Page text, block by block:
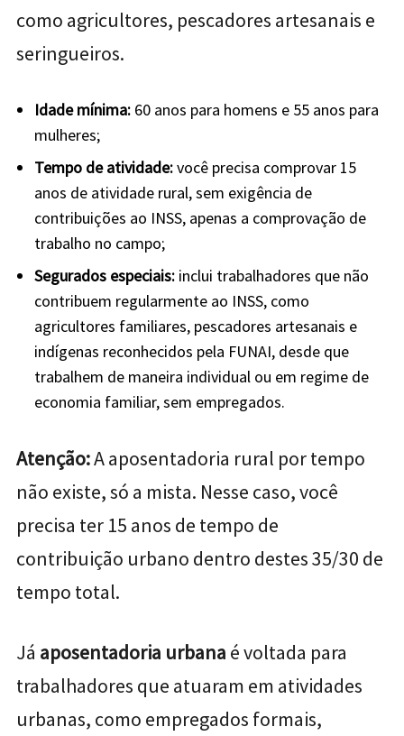
como agricultores, pescadores artesanais e
seringueiros.
Idade mínima: 60 anos para homens e 55 anos para
mulheres;
Tempo de atividade:você precisa comprovar 15
anos de atividade rural, sem exigência de
contribuições ao INSS, apenas a comprovação de
trabalho no campo;
Segurados especiais: inclui trabalhadores que não
contribuem regularmente ao INSS, como
agricultores familiares, pescadores artesanais e
indígenas reconhecidos pela FUNAI, desde que
trabalhem de maneira individual ou em regime de
economia familiar, sem empregados.
Atenção:A aposentadoria rural por tempo
não existe, só a mista. Nesse caso, você
precisa ter 15 anos de tempo de
contribuição urbano dentro destes 35/30 de
tempo total.
Já aposentadoria urbana é voltada para
trabalhadores que atuaram em atividades
urbanas, como empregados formais,